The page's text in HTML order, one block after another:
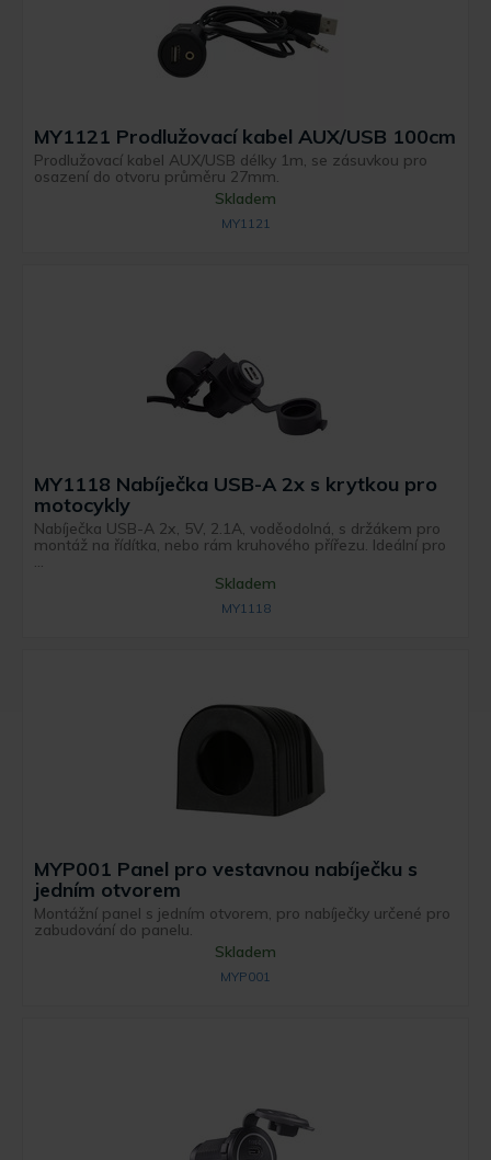
MY1121 Prodlužovací kabel AUX/USB 100cm
Prodlužovací kabel AUX/USB délky 1m, se zásuvkou pro
osazení do otvoru průměru 27mm.
Skladem
MY1121
MY1118 Nabíječka USB-A 2x s krytkou pro
motocykly
Nabíječka USB-A 2x, 5V, 2.1A, voděodolná, s držákem pro
montáž na řídítka, nebo rám kruhového přířezu. Ideální pro
...
Skladem
MY1118
MYP001 Panel pro vestavnou nabíječku s
jedním otvorem
Montážní panel s jedním otvorem, pro nabíječky určené pro
zabudování do panelu.
Skladem
MYP001